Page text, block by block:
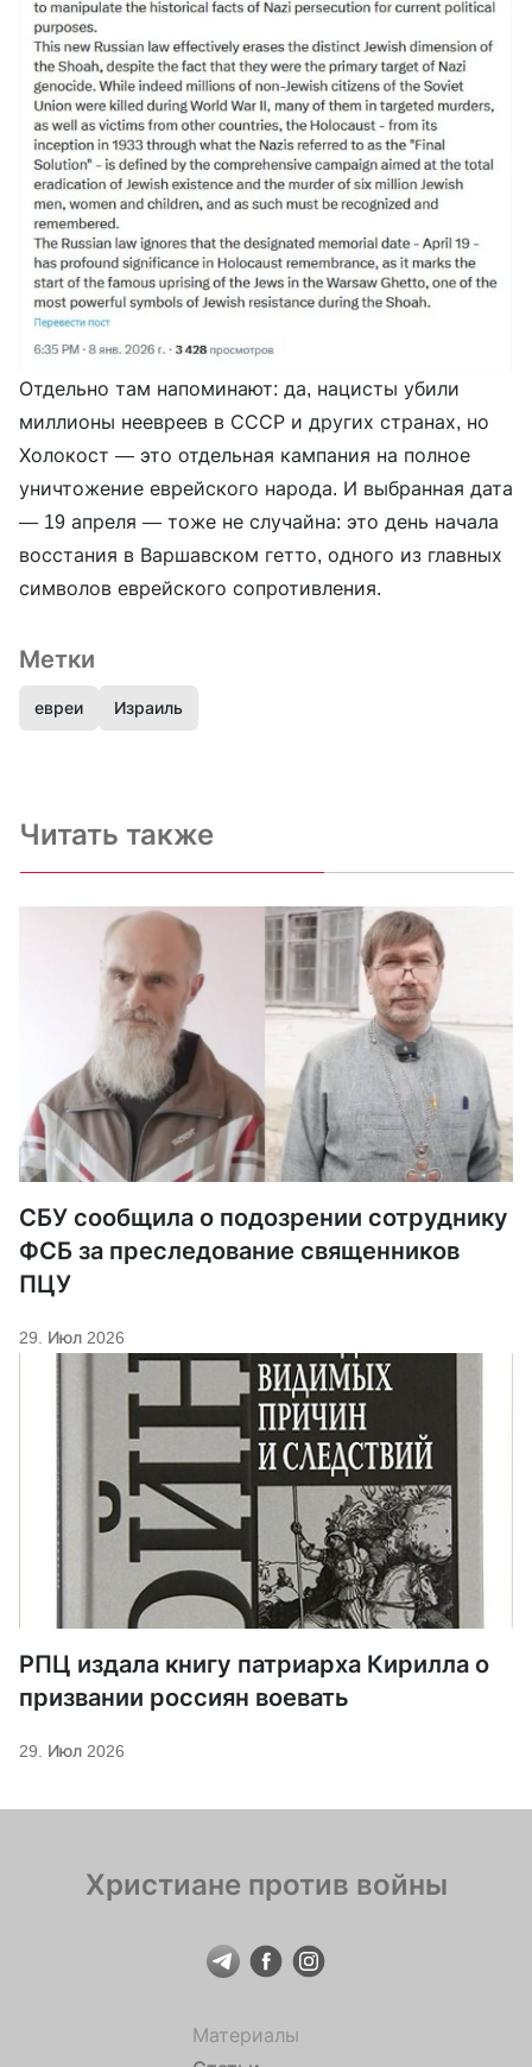
Отдельно там напоминают: да, нацисты убили
миллионы неевреев в СССР и других странах, но
Холокост — это отдельная кампания на полное
уничтожение еврейского народа. И выбранная дата
— 19 апреля — тоже не случайна: это день начала
восстания в Варшавском гетто, одного из главных
символов еврейского сопротивления.
Метки
евреи Израиль
Читать также
СБУ сообщила о подозрении сотруднику
ФСБ за преследование священников
ПЦУ
29. Июл 2026
РПЦ издала книгу патриарха Кирилла о
призвании россиян воевать
29. Июл 2026
Христиане против войны
Материалы